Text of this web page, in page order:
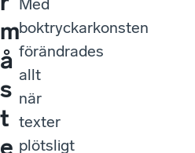
m
å
s
t
Med
boktryckarkonsten
förändrades
allt
när
texter
plötsligt